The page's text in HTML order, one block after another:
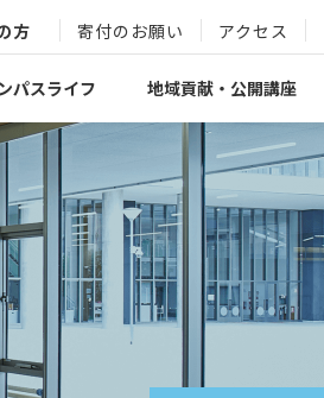
方 寄付のお願い アクセス
パスライフ 地域貢献・公開講座